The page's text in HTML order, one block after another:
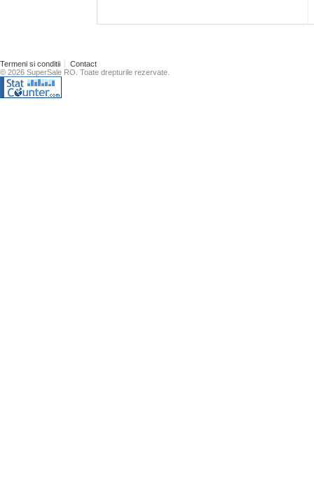
Termeni si conditii
Contact
© 2026 SuperSale RO. Toate drepturile rezervate.